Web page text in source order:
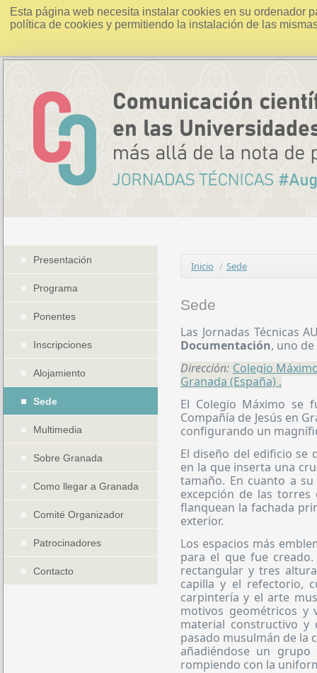
Esta página web necesita instalar cookies en su ordenador
política de cookies y permitiendo la instalación de las
Presentación
Programa
Ponentes
Inscripciones
Alojamiento
Sede
Multimedia
Sobre Granada
Como llegar a Granada
Comité Organizador
Patrocinadores
Contacto
Inicio / Sede
Sede
Las Jornadas Técnicas
Documentación, uno
Dirección: Colegio
Granada (España) .
El Colegio Máximo se
Compañía de Jesús en
configurando un
El diseño del edificio se
en la que inserta una
tamaño. En cuanto a
excepción de las
flanquean la fachada
exterior.
Los espacios más
para el que fue
rectangular y tres
capilla y el refectorio,
carpintería y el arte
motivos geométricos
material constructivo y
pasado musulmán de la
añadiéndose un
rompiendo con la